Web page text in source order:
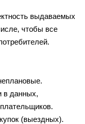
выдаваемых
чтобы все
в данных,
(выездных).